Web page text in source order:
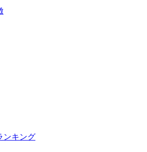
ンキング